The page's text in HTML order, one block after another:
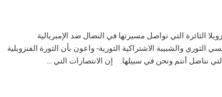
الثائرة التي تواصل مسيرتها في النضال ضد الإمبريالية
والشبيبة الاشتراكية الثورية- واعون بأن الثورة الفنزويلية
نناضل أنتم ونحن في سبيلها. إن الانتصارات التي ...